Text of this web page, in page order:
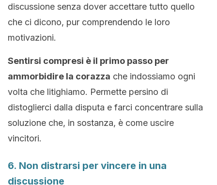
discussione senza dover accettare tutto quello
che ci dicono, pur comprendendo le loro
motivazioni.
Sentirsi compresi è il primo passo per
ammorbidire la corazza che indossiamo ogni
volta che litighiamo. Permette persino di
distoglierci dalla disputa e farci concentrare sulla
soluzione che, in sostanza, è come uscire
vincitori.
6. Non distrarsi per vincere in una
discussione